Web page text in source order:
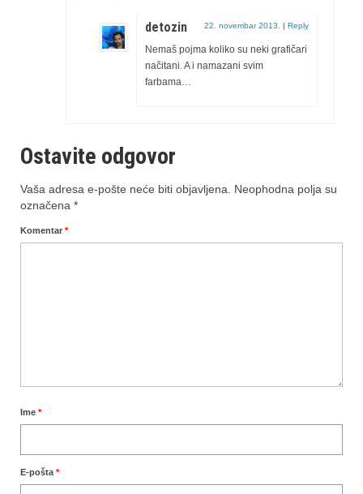
detozin 22. novembar 2013. | Reply
Nemaš pojma koliko su neki grafičari
načitani. A i namazani svim
farbama…
Ostavite odgovor
Vaša adresa e-pošte neće biti objavljena.
Neophodna polja su
označena *
Komentar *
Ime *
E-pošta *